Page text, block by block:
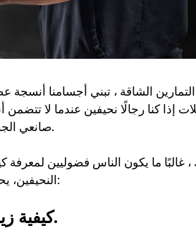
الشاقة ، تبني أجسامنا أنسجة
إذا كنا رجالًا نحيفين عندما لا
صانعي الجسم أن الحصول على كتلة عضلية لا يحدث بين عشية وضحاها.
غالبًا ما يكون الناس فضوليين لمعرفة
النحيفين، يحتاجون فقط إلى اتباع هذه النصائح الثمانية بانتظام كما هو مذكور أدناه:
كيفية زيادة كتلة العضلات للشباب النحيف: 8 نصائح سرية.